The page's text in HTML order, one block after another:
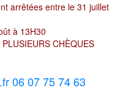
arrêtées entre le 31 juillet
à 13H30
CHÈQUES
06 07 75 74 63